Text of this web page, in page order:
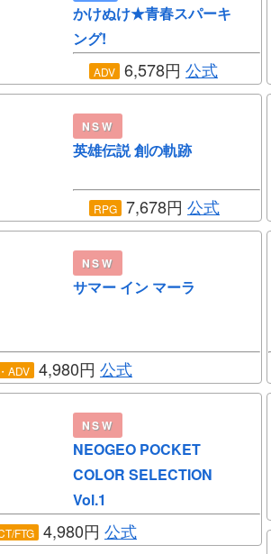
かけぬけ★青春スパーキ
ング!
ADV 6,578円 公式
NSW
英雄伝説 創の軌跡
RPG 7,678円 公式
NSW
サマー イン マーラ
ADV 4,980円 公式
NSW
NEOGEO POCKET
COLOR SELECTION
Vol.1
FTG 4,980円 公式